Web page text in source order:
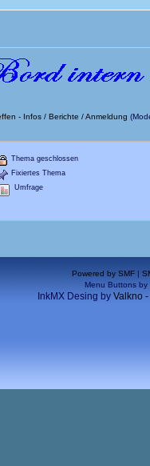
- Infos / Berichte / Anmeldung
Thema geschlossen
Fixiertes Thema
Umfrage
Powered by SMF |
Menu Buttons by
InkMX Desing by Valkno